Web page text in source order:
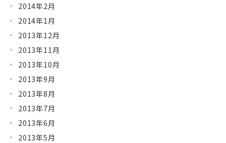
2014年2月
2014年1月
2013年12月
2013年11月
2013年10月
2013年9月
2013年8月
2013年7月
2013年6月
2013年5月